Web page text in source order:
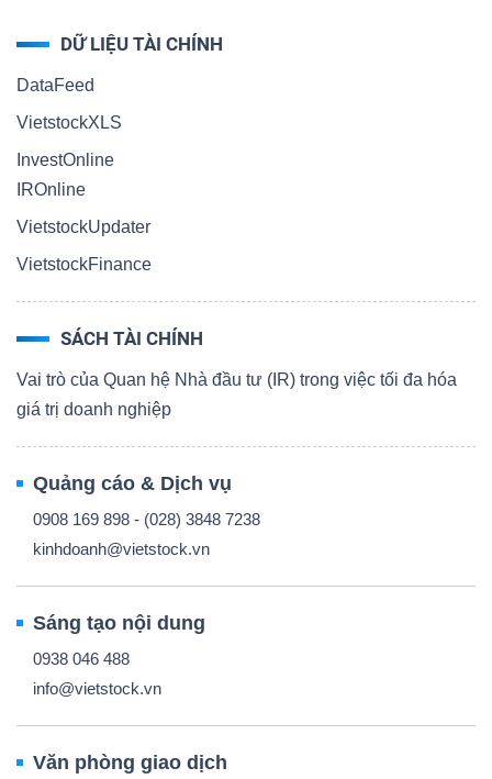
DỮ LIỆU TÀI CHÍNH
DataFeed
VietstockXLS
InvestOnline
IROnline
VietstockUpdater
VietstockFinance
SÁCH TÀI CHÍNH
Vai trò của Quan hệ Nhà đầu tư (IR) trong việc tối đa hóa
giá trị doanh nghiệp
Quảng cáo & Dịch vụ
0908 169 898 - (028) 3848 7238
kinhdoanh@vietstock.vn
Sáng tạo nội dung
0938 046 488
info@vietstock.vn
Văn phòng giao dịch